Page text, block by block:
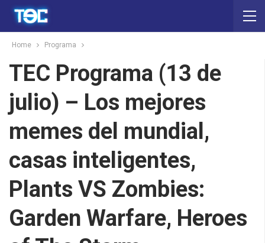
Home Programa
TEC Programa (13 de
julio) – Los mejores
memes del mundial,
casas inteligentes,
Plants VS Zombies:
Garden Warfare, Heroes